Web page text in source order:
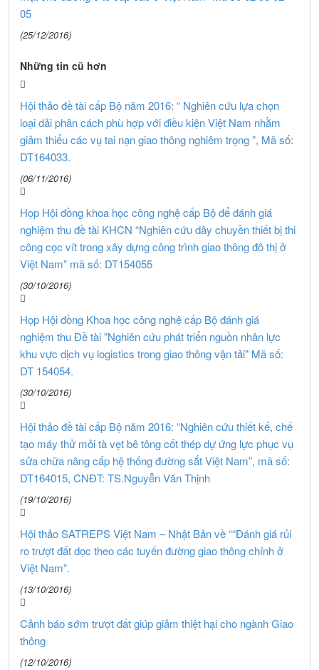
05
(25/12/2016)
Những tin cũ hơn
Hội thảo đề tài cấp Bộ năm 2016: “ Nghiên cứu lựa chọn
loại dải phân cách phù hợp với điều kiện Việt Nam nhằm
giảm thiểu các vụ tai nạn giao thông nghiêm trọng ”, Mã số:
DT164033.
(06/11/2016)
Họp Hội đồng khoa học công nghệ cấp Bộ để đánh giá
nghiệm thu đề tài KHCN “Nghiên cứu dây chuyền thiết bị thi
công cọc vít trong xây dựng công trình giao thông đô thị ở
Việt Nam” mã số: DT154055
(30/10/2016)
Họp Hội đồng Khoa học công nghệ cấp Bộ đánh giá
nghiệm thu Đề tài "Nghiên cứu phát triển nguồn nhân lực
khu vực dịch vụ logistics trong giao thông vận tải" Mã số:
DT 154054.
(30/10/2016)
Hội thảo đề tài cấp Bộ năm 2016: “Nghiên cứu thiết kế, chế
tạo máy thử mỏi tà vẹt bê tông cốt thép dự ứng lực phục vụ
sửa chữa nâng cấp hệ thống đường sắt Việt Nam”, mã số:
DT164015, CNĐT: TS.Nguyễn Văn Thịnh
(19/10/2016)
Hội thảo SATREPS Việt Nam – Nhật Bản về ““Đánh giá rủi
ro trượt đất dọc theo các tuyến đường giao thông chính ở
Việt Nam”.
(13/10/2016)
Cảnh báo sớm trượt đất giúp giảm thiệt hại cho ngành Giao
thông
(12/10/2016)